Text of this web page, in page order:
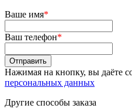
Ваше имя*
Ваш телефон*
Нажимая на кнопку, вы даёте
персональных данных
Другие способы заказа